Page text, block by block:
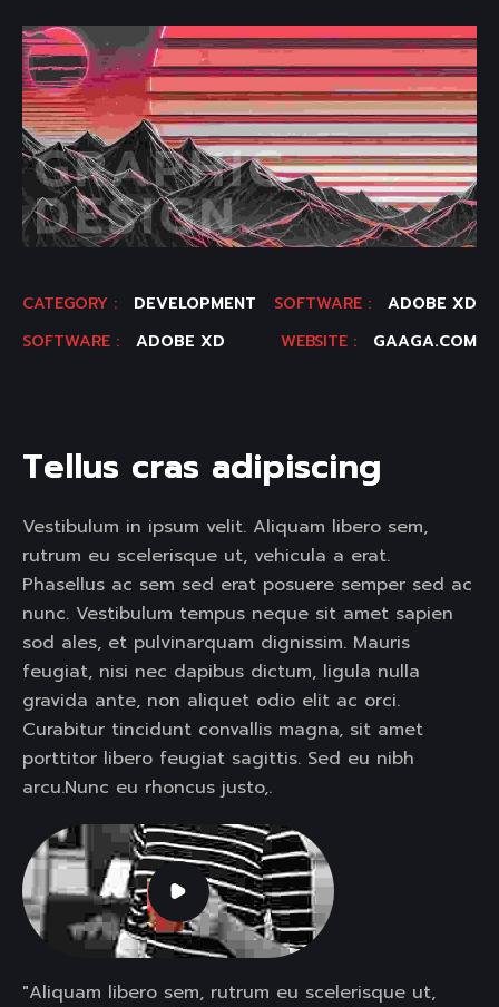
CATEGORY : DEVELOPMENT SOFTWARE :
ADOBE XD
SOFTWARE :
ADOBE XD WEBSITE : GAAGA.COM
Tellus cras adipiscing
Vestibulum in ipsum velit. Aliquam libero sem,
rutrum eu scelerisque ut, vehicula a erat.
Phasellus ac sem sed erat posuere semper sed ac
nunc. Vestibulum tempus neque sit amet sapien
sod ales, et pulvinarquam dignissim. Mauris
feugiat, nisi nec dapibus dictum, ligula nulla
gravida ante, non aliquet odio elit ac orci.
Curabitur tincidunt convallis magna, sit amet
porttitor libero feugiat sagittis. Sed eu nibh
arcu.Nunc eu rhoncus justo,.
"Aliquam libero sem, rutrum eu scelerisque ut,